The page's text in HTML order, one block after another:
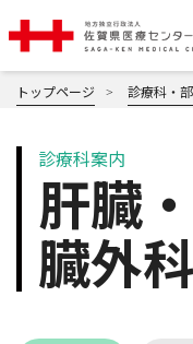
トップページ 診療科・
診療科案内
肝臓
臓外科